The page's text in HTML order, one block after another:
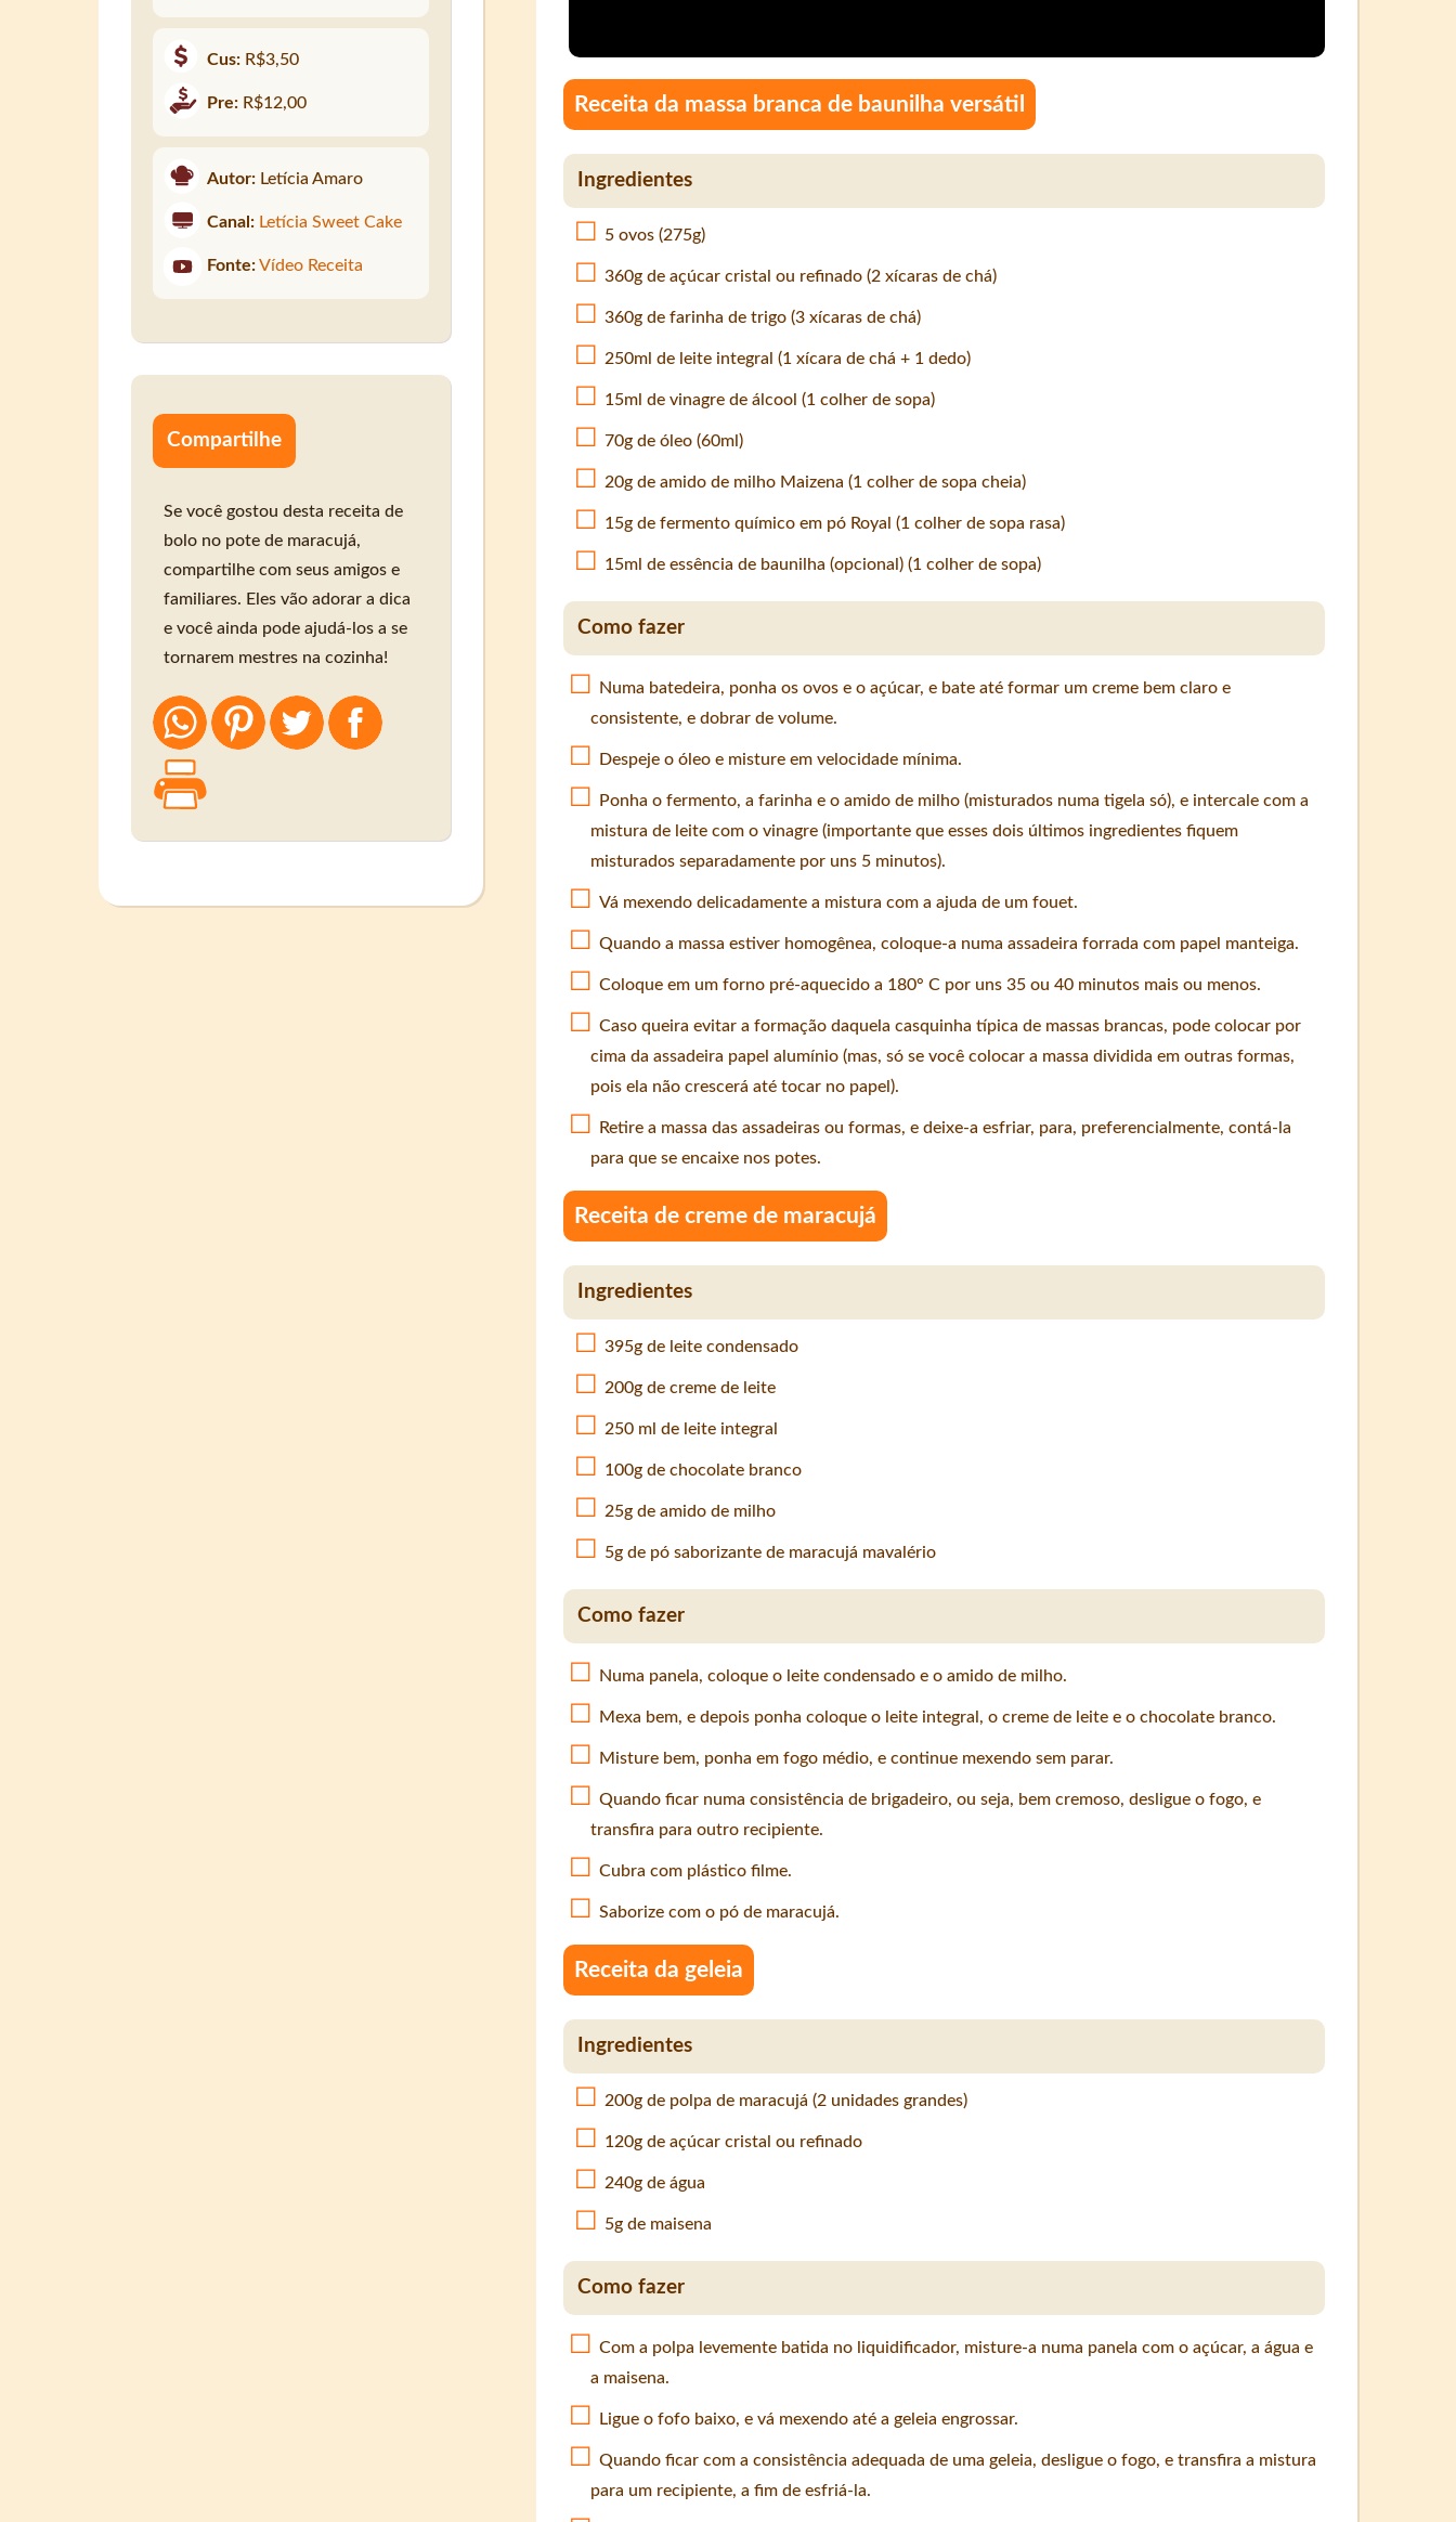
Receita da massa branca de baunilha versátil
Ingredientes
5 ovos (275g)
360g de açúcar cristal ou refinado (2 xícaras de chá)
360g de farinha de trigo (3 xícaras de chá)
250ml de leite integral (1 xícara de chá + 1 dedo)
15ml de vinagre de álcool (1 colher de sopa)
70g de óleo (60ml)
20g de amido de milho Maizena (1 colher de sopa cheia)
15g de fermento químico em pó Royal (1 colher de sopa rasa)
15ml de essência de baunilha (opcional) (1 colher de sopa)
Como fazer
Numa batedeira, ponha os ovos e o açúcar, e bate até formar um creme bem claro e
consistente, e dobrar de volume.
Despeje o óleo e misture em velocidade mínima.
Ponha o fermento, a farinha e o amido de milho (misturados numa tigela só), e intercale com a
mistura de leite com o vinagre (importante que esses dois últimos ingredientes fiquem
misturados separadamente por uns 5 minutos).
Vá mexendo delicadamente a mistura com a ajuda de um fouet.
Quando a massa estiver homogênea, coloque-a numa assadeira forrada com papel manteiga.
Coloque em um forno pré-aquecido a 180° C por uns 35 ou 40 minutos mais ou menos.
Caso queira evitar a formação daquela casquinha típica de massas brancas, pode colocar por
cima da assadeira papel alumínio (mas, só se você colocar a massa dividida em outras formas,
pois ela não crescerá até tocar no papel).
Retire a massa das assadeiras ou formas, e deixe-a esfriar, para, preferencialmente, contá-la
para que se encaixe nos potes.
Receita de creme de maracujá
Ingredientes
395g de leite condensado
200g de creme de leite
250 ml de leite integral
100g de chocolate branco
25g de amido de milho
5g de pó saborizante de maracujá mavalério
Como fazer
Numa panela, coloque o leite condensado e o amido de milho.
Mexa bem, e depois ponha coloque o leite integral, o creme de leite e o chocolate branco.
Misture bem, ponha em fogo médio, e continue mexendo sem parar.
Quando ficar numa consistência de brigadeiro, ou seja, bem cremoso, desligue o fogo, e
transfira para outro recipiente.
Cubra com plástico filme.
Saborize com o pó de maracujá.
Receita da geleia
Ingredientes
200g de polpa de maracujá (2 unidades grandes)
120g de açúcar cristal ou refinado
240g de água
5g de maisena
Como fazer
Com a polpa levemente batida no liquidificador, misture-a numa panela com o açúcar, a água e
a maisena.
Ligue o fofo baixo, e vá mexendo até a geleia engrossar.
Quando ficar com a consistência adequada de uma geleia, desligue o fogo, e transfira a mistura
para um recipiente, a fim de esfriá-la.
Cus: R$3,50
Pre: R$12,00
Autor: Letícia Amaro
Canal: Letícia Sweet Cake
Fonte: Vídeo Receita
Compartilhe
Se você gostou desta receita de
bolo no pote de maracujá,
compartilhe com seus amigos e
familiares. Eles vão adorar a dica
e você ainda pode ajudá-los a se
tornarem mestres na cozinha!